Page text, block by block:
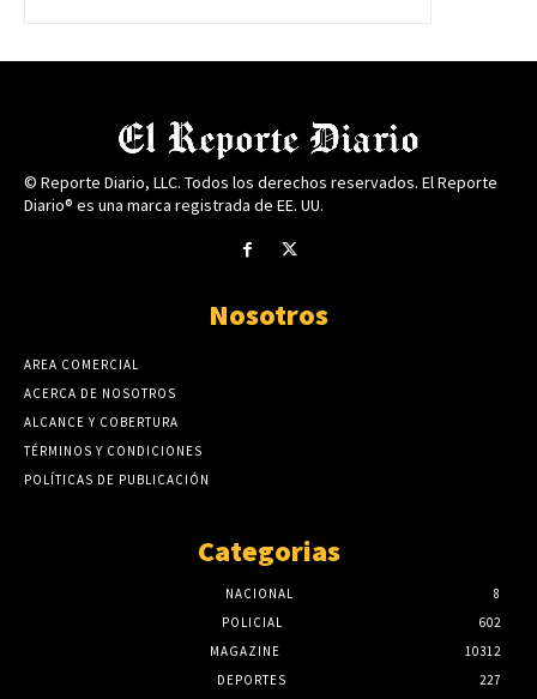
© Reporte Diario, LLC. Todos los derechos reservados. El Reporte
Diario® es una marca registrada de EE. UU.
Nosotros
AREA COMERCIAL
ACERCA DE NOSOTROS
ALCANCE Y COBERTURA
TÉRMINOS Y CONDICIONES
POLÍTICAS DE PUBLICACIÓN
Categorias
NACIONAL
8
POLICIAL
602
MAGAZINE
10312
DEPORTES
227